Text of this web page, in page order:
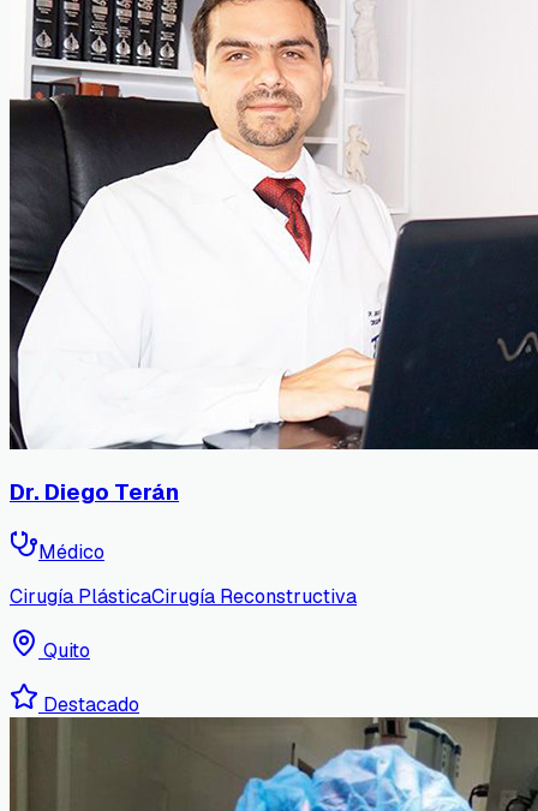
Dr. Diego Terán
Médico
Cirugía PlásticaCirugía Reconstructiva
Quito
Destacado